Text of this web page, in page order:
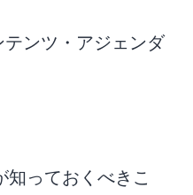
ンツ・アジェンダ
知っておくべきこ